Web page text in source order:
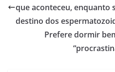
que aconteceu, enquanto
destino dos
Prefere dormir